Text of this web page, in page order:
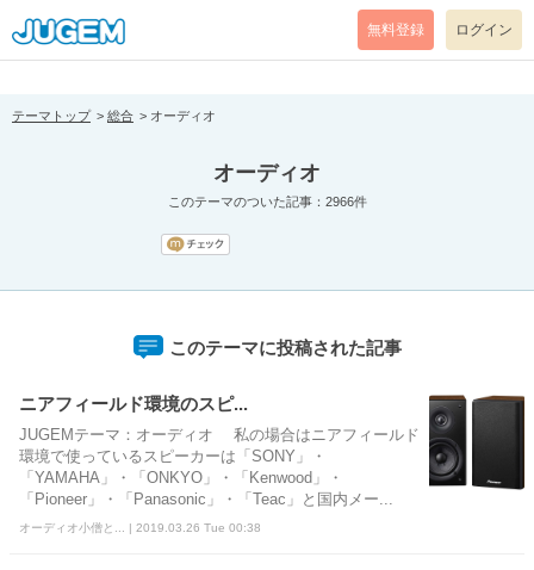
[pear_error: message="Success" code=0 mode=return level=notice
prefix="" info=""]
無料登録 ログイン
テーマトップ 総合 オーディオ
オーディオ
このテーマのついた記事：2966件
このテーマに投稿された記事
ニアフィールド環境のスピ...
JUGEMテーマ：オーディオ 私の場合はニアフィールド
環境で使っているスピーカーは「SONY」・
「YAMAHA」・「ONKYO」・「Kenwood」・
「Pioneer」・「Panasonic」・「Teac」と国内メー...
オーディオ小僧と... | 2019.03.26 Tue 00:38